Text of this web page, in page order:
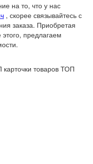
на то, что у нас
, скорее связывайтесь с
заказа. Приобретая
предлагаем
товаровТОП